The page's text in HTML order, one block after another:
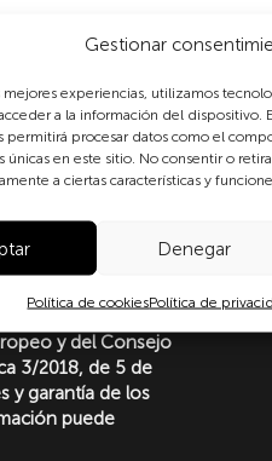
Gestionar
mejores experiencias, utilizamos
a la información del dispositivo.
permitirá procesar datos como el
únicas en este sitio. No consentir o
a ciertas características y
Denegar
Política de cookiesPolítica de
consiente
conforme a
datos
en el
y del Consejo
3/2018, de 5 de
y garantía de los
puede